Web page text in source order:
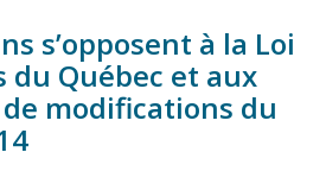
s’opposent à la Loi
du Québec et aux
modifications du